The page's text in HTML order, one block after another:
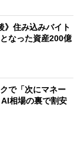
》住み込みバイト
なった資産200億
で「次にマネー
相場の裏で割安